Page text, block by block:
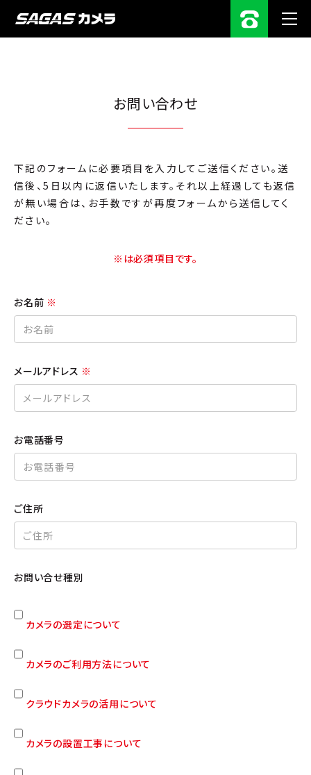
お問い合わせ
下記のフォームに必要項目を入力してご送信ください。送
信後、5日以内に返信いたします。それ以上経過しても返信
が無い場合は、お手数ですが再度フォームから送信してく
ださい。
※は必須項目です。
お名前 ※
メールアドレス ※
お電話番号
ご住所
お問い合せ種別
カメラの選定について
カメラのご利用方法について
クラウドカメラの活用について
カメラの設置工事について